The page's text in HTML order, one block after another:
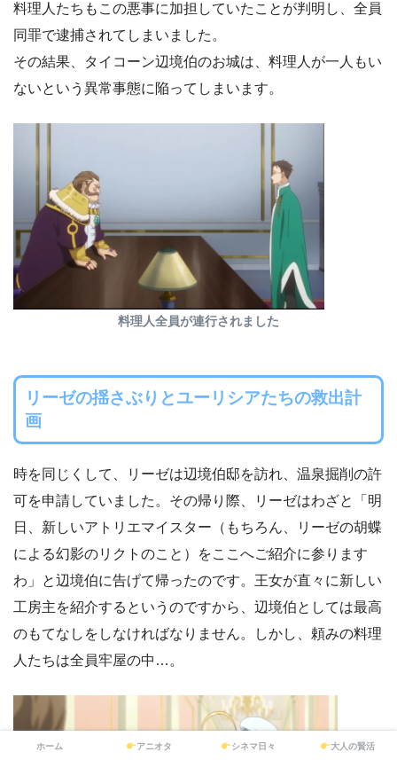
料理人たちもこの悪事に加担していたことが判明し、全員
同罪で逮捕されてしまいました。
その結果、タイコーン辺境伯のお城は、料理人が一人もい
ないという異常事態に陥ってしまいます。
料理人全員が連行されました
リーゼの揺さぶりとユーリシアたちの救出計
画
時を同じくして、リーゼは辺境伯邸を訪れ、温泉掘削の許
可を申請していました。その帰り際、リーゼはわざと「明
日、新しいアトリエマイスター（もちろん、リーゼの胡蝶
による幻影のリクトのこと）をここへご紹介に参ります
わ」と辺境伯に告げて帰ったのです。王女が直々に新しい
工房主を紹介するというのですから、辺境伯としては最高
のもてなしをしなければなりません。しかし、頼みの料理
人たちは全員牢屋の中…。
ホーム アニオタ シネマ日々 大人の賢活